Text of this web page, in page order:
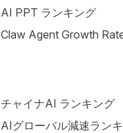
AI PPT ランキング
Claw Agent Growth
チャイナAI ランキング
AIグローバル減速ラン